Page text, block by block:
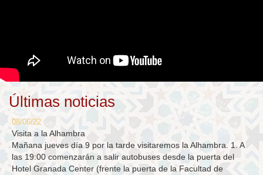
Últimas noticias
08/06/22
Visita a la Alhambra
Mañana jueves día 9 por la tarde visitaremos la Alhambra. 1. A
las 19:00 comenzarán a salir autobuses desde la puerta del
Hotel Granada Center (frente la puerta de la Facultad de